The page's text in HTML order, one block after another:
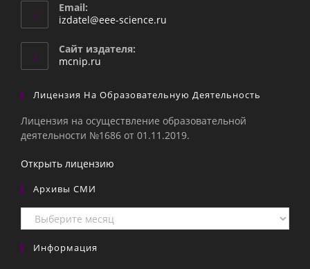
Email:
izdatel@eee-science.ru
Сайт издателя:
mcnip.ru
Лицензия На Образовательную Деятельность
Лицензия на осуществление образовательной
деятельности №1686 от 01.11.2019.
Открыть лицензию
Архивы СМИ
Архивы
СМИ
Информация